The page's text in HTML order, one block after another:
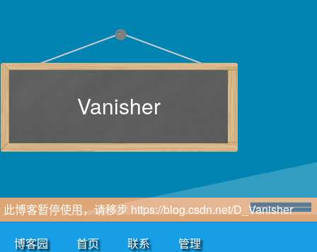
Vanisher
此博客暂停使用，请移步 https://blog.csdn.net/D_Vanisher
博客园 首页 联系 管理